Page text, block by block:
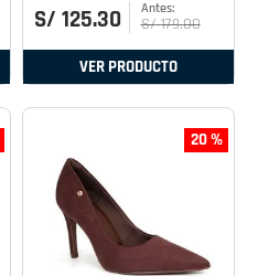
S/ 125.30 S/ 179.00
VER PRODUCTO
20 %